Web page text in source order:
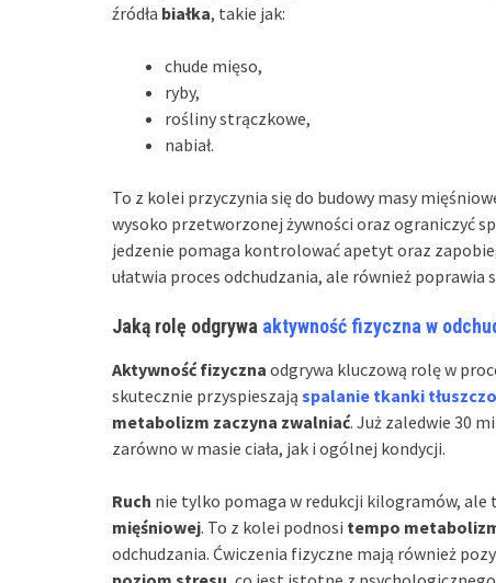
źródła białka, takie jak:
chude mięso,
ryby,
rośliny strączkowe,
nabiał.
To z kolei przyczynia się do budowy masy
wysoko przetworzonej żywności oraz ograniczyć
jedzenie pomaga kontrolować apetyt oraz
ułatwia proces odchudzania, ale również
Jaką rolę odgrywa aktywność fizyczna w
Aktywność fizyczna odgrywa kluczową rolę w
skutecznie przyspieszają spalanie tkanki
metabolizm zaczyna zwalniać. Już zaledwie 30
zarówno w masie ciała, jak i ogólnej kondycji.
Ruch nie tylko pomaga w redukcji kilogramów, ale
mięśniowej. To z kolei podnosi tempo
odchudzania. Ćwiczenia fizyczne mają również